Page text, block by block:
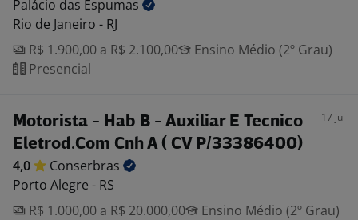
Palácio das Espumas
Rio de Janeiro - RJ
R$ 1.900,00 a R$ 2.100,00
Ensino Médio (2º Grau)
Presencial
Motorista - Hab B - Auxiliar E Tecnico
Eletrod.Com Cnh A ( CV P/33386400)
17 jul
4,0
Conserbras
Porto Alegre - RS
R$ 1.000,00 a R$ 20.000,00
Ensino Médio (2º Grau)